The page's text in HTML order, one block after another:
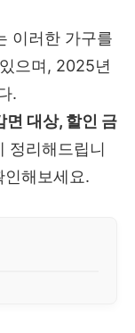
이러한 가구를
으며, 2025년
.
대상, 할인 금
정리해드립니
해보세요.